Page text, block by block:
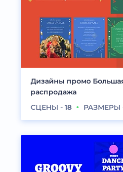
Дизайны промо
распродажа
СЦЕНЫ - 18 РАЗМЕРЫ